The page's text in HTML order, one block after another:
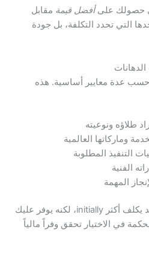
حصولك علىأفضل قيمة مقابل
التي تحدد التكلفة، بل جودة
حسب عدة معايير أساسية. هذه
طلاؤه ونوعيته
وماركاتها العالمية
التنفيذ المطلوبة
الفنية
المهمة
قد يكلف أكثر initially، لكنه يوفر عليك
في الاختيار تحقق وفراً مالياً